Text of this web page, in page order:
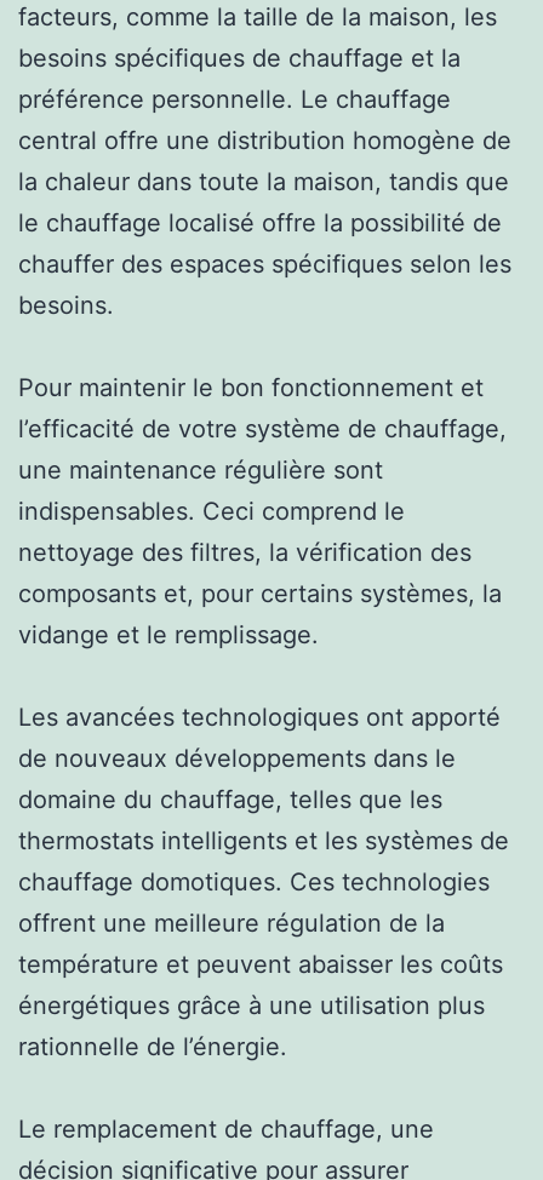
facteurs, comme la taille de la maison, les
besoins spécifiques de chauffage et la
préférence personnelle. Le chauffage
central offre une distribution homogène de
la chaleur dans toute la maison, tandis que
le chauffage localisé offre la possibilité de
chauffer des espaces spécifiques selon les
besoins.
Pour maintenir le bon fonctionnement et
l’efficacité de votre système de chauffage,
une maintenance régulière sont
indispensables. Ceci comprend le
nettoyage des filtres, la vérification des
composants et, pour certains systèmes, la
vidange et le remplissage.
Les avancées technologiques ont apporté
de nouveaux développements dans le
domaine du chauffage, telles que les
thermostats intelligents et les systèmes de
chauffage domotiques. Ces technologies
offrent une meilleure régulation de la
température et peuvent abaisser les coûts
énergétiques grâce à une utilisation plus
rationnelle de l’énergie.
Le remplacement de chauffage, une
décision significative pour assurer